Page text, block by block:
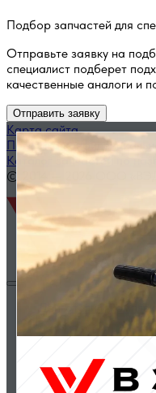
Подбор запчастей для
Отправьте заявку на
специалист подберет
качественные аналоги и
Отправить заявку
Карта сайта
Политика
Каталог запчастей по
© 2014 — 2026 ООО
Двигатели и